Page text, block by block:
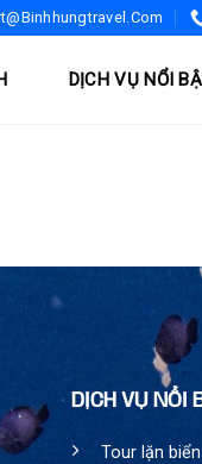
DỊCH VỤ NỔI
DỊCH VỤ NỔI
Tour lặn